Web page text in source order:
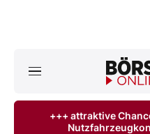
ktuelle Ausgabe
+++ attraktive